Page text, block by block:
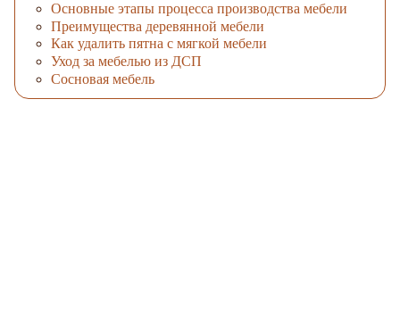
Основные этапы процесса производства мебели
Преимущества деревянной мебели
Как удалить пятна с мягкой мебели
Уход за мебелью из ДСП
Сосновая мебель